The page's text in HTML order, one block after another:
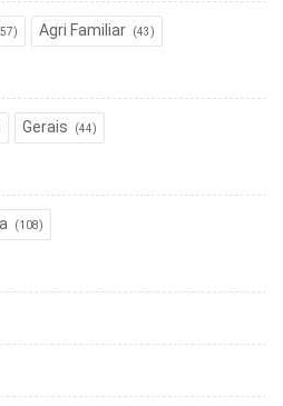
Agri Familiar (43)
Gerais (44)
(108)